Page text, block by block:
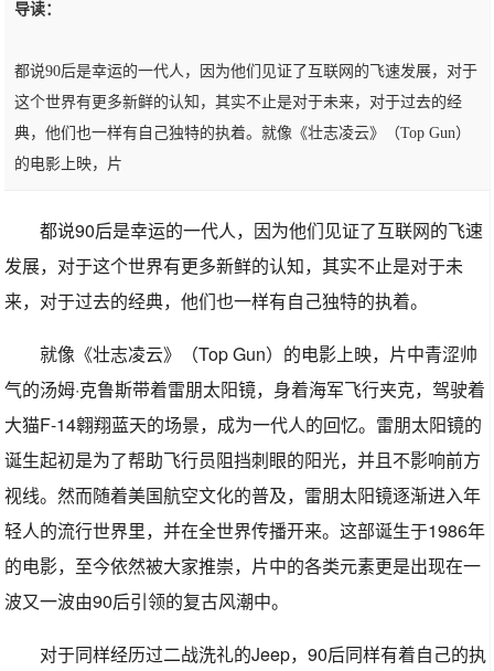
导读：
都说90后是幸运的一代人，因为他们见证了互联网的飞速发展，对于
这个世界有更多新鲜的认知，其实不止是对于未来，对于过去的经
典，他们也一样有自己独特的执着。就像《壮志凌云》（Top Gun）
的电影上映，片
都说90后是幸运的一代人，因为他们见证了互联网的飞速
发展，对于这个世界有更多新鲜的认知，其实不止是对于未
来，对于过去的经典，他们也一样有自己独特的执着。
就像《壮志凌云》（Top Gun）的电影上映，片中青涩帅
气的汤姆·克鲁斯带着雷朋太阳镜，身着海军飞行夹克，驾驶着
大猫F-14翱翔蓝天的场景，成为一代人的回忆。雷朋太阳镜的
诞生起初是为了帮助飞行员阻挡刺眼的阳光，并且不影响前方
视线。然而随着美国航空文化的普及，雷朋太阳镜逐渐进入年
轻人的流行世界里，并在全世界传播开来。这部诞生于1986年
的电影，至今依然被大家推崇，片中的各类元素更是出现在一
波又一波由90后引领的复古风潮中。
对于同样经历过二战洗礼的Jeep，90后同样有着自己的执